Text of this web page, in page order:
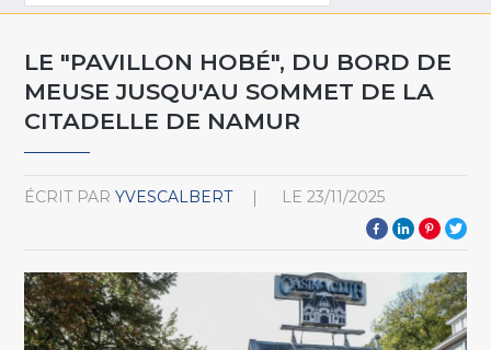
LE "PAVILLON HOBÉ", DU BORD DE
MEUSE JUSQU'AU SOMMET DE LA
CITADELLE DE NAMUR
ÉCRIT PAR YVESCALBERT LE 23/11/2025